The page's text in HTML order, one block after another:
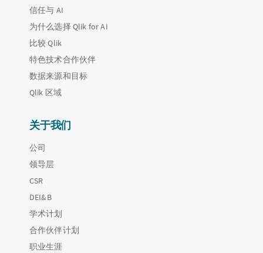
信任与 AI
为什么选择 Qlik for AI
比较 Qlik
特色技术合作伙伴
数据来源和目标
Qlik 区域
关于我们
公司
领导层
CSR
DEI&B
学术计划
合作伙伴计划
职业生涯